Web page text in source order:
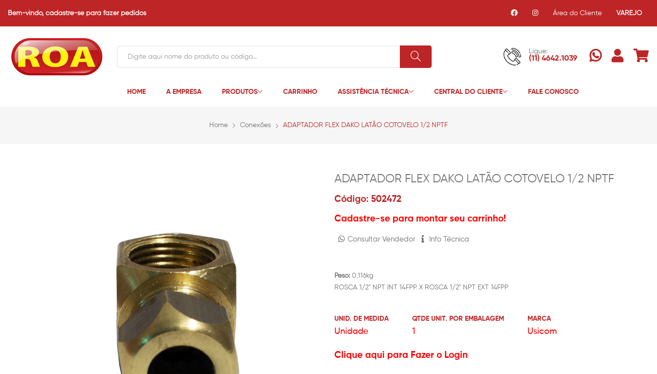
Bem-vindo, cadastre-se para fazer pedidos Área do Cliente VAREJO
Ligue:
(11) 4642.1039
HOME A EMPRESA PRODUTOS CARRINHO ASSISTÊNCIA TÉCNICA CENTRAL DO CLIENTE FALE CONOSCO
Home Conexões ADAPTADOR FLEX DAKO LATÃO COTOVELO 1/2 NPTF
ADAPTADOR FLEX DAKO LATÃO COTOVELO 1/2 NPTF
Código: 502472
Cadastre-se para montar seu carrinho!
Consultar Vendedor Info Técnica
Peso: 0,116kg
ROSCA 1/2" NPT INT 14FPP X ROSCA 1/2" NPT EXT 14FPP
UNID. DE MEDIDA
Unidade
QTDE UNIT. POR EMBALAGEM
1
MARCA
Usicom
Clique aqui para Fazer o Login